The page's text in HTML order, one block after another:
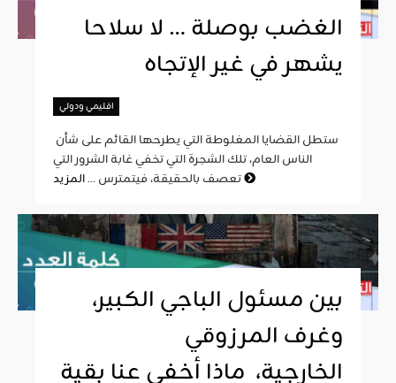
الغضب بوصلة … لا سلاحا
يشهر في غير الإتجاه
اقليمي ودولي
الناس العام، تلك الشجرة التي تخفي غابة الشرور التي
تعصف بالحقيقة، فيتمترس ...
بين مسئول الباجي الكبير،
وغرف المرزوقي
الخارجية، ماذا أخفى عنا بقية